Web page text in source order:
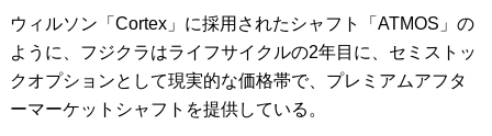
ウィルソン「Cortex」に採用されたシャフト「ATMOS」の
ように、フジクラはライフサイクルの2年目に、セミストッ
クオプションとして現実的な価格帯で、プレミアムアフタ
ーマーケットシャフトを提供している。